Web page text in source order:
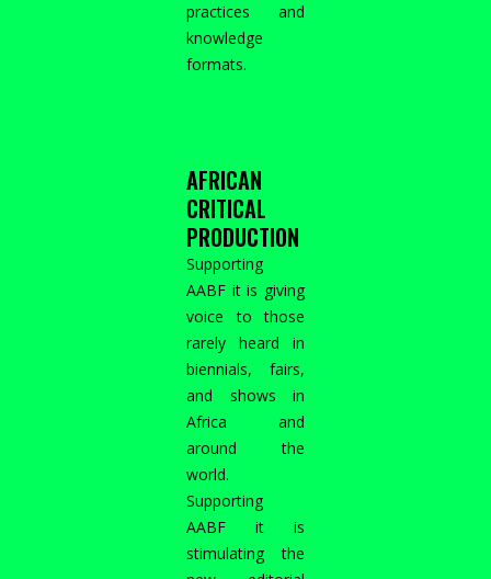
practices and
knowledge
formats.
AFRICAN
CRITICAL
PRODUCTION
Supporting
AABF it is giving
voice to those
rarely heard in
biennials, fairs,
and shows in
Africa and
around the
world.
Supporting
AABF it is
stimulating the